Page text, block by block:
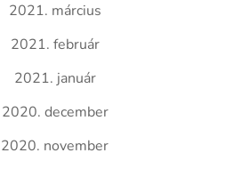
2021. március
2021. február
2021. január
2020. december
2020. november